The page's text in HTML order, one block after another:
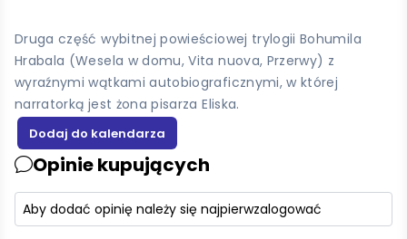
Druga część wybitnej powieściowej trylogii Bohumila
Hrabala (Wesela w domu, Vita nuova, Przerwy) z
wyraźnymi wątkami autobiograficznymi, w której
narratorką jest żona pisarza Eliska.
Opinie kupujących
Aby dodać opinię należy się najpierwzalogować